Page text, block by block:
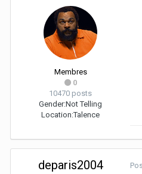
Membres
0
10470 posts
Gender:Not Telling
Location:Talence
deparis2004